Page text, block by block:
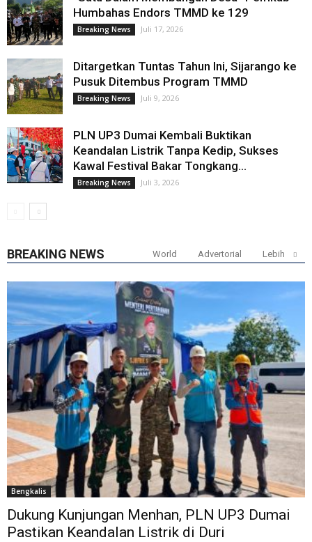
Humbahas Endors TMMD ke 129
Breaking News Juli 17, 2026
Ditargetkan Tuntas Tahun Ini, Sijarango ke
Pusuk Ditembus Program TMMD
Breaking News Juli 9, 2026
PLN UP3 Dumai Kembali Buktikan
Keandalan Listrik Tanpa Kedip, Sukses
Kawal Festival Bakar Tongkang...
Breaking News Juli 3, 2026
BREAKING NEWS World Advertorial Lebih
Bengkalis
Dukung Kunjungan Menhan, PLN UP3 Dumai
Pastikan Keandalan Listrik di Duri